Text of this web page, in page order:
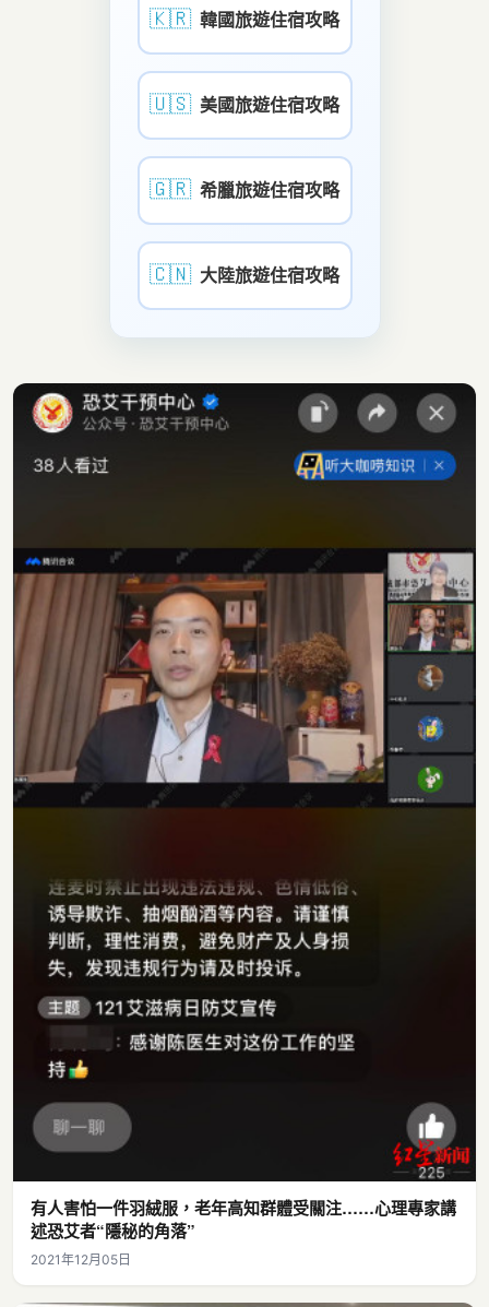
🇰🇷 韓國旅遊住宿攻略
🇺🇸 美國旅遊住宿攻略
🇬🇷 希臘旅遊住宿攻略
🇨🇳 大陸旅遊住宿攻略
有人害怕一件羽絨服，老年高知群體受關注……心理專家講
述恐艾者“隱秘的角落”
2021年12月05日